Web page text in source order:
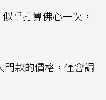
似乎打算佛心一次，
門款的價格，僅會調